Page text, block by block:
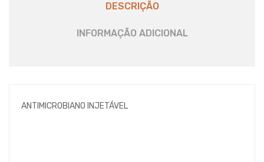
DESCRIÇÃO
INFORMAÇÃO ADICIONAL
ANTIMICROBIANO INJETÁVEL